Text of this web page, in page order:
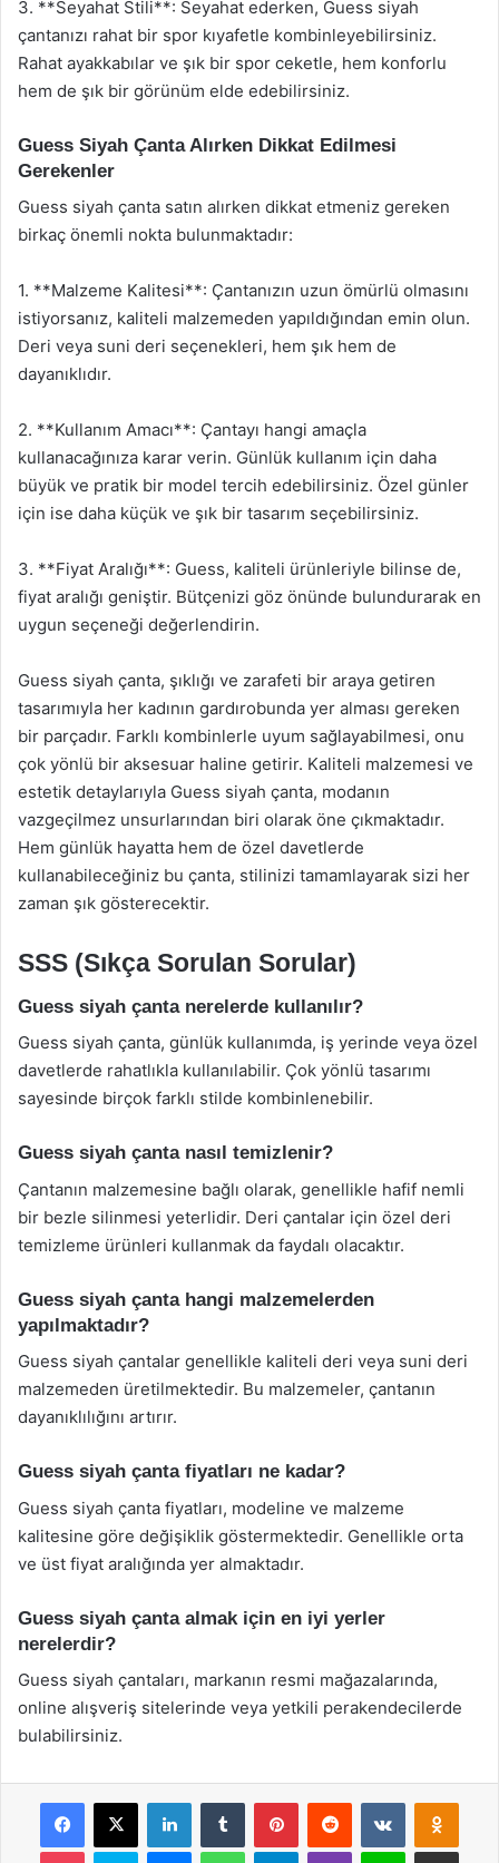
3. **Seyahat Stili**: Seyahat ederken, Guess siyah
çantanızı rahat bir spor kıyafetle kombinleyebilirsiniz.
Rahat ayakkabılar ve şık bir spor ceketle, hem konforlu
hem de şık bir görünüm elde edebilirsiniz.
Guess Siyah Çanta Alırken Dikkat Edilmesi
Gerekenler
Guess siyah çanta satın alırken dikkat etmeniz gereken
birkaç önemli nokta bulunmaktadır:
1. **Malzeme Kalitesi**: Çantanızın uzun ömürlü olmasını
istiyorsanız, kaliteli malzemeden yapıldığından emin olun.
Deri veya suni deri seçenekleri, hem şık hem de
dayanıklıdır.
2. **Kullanım Amacı**: Çantayı hangi amaçla
kullanacağınıza karar verin. Günlük kullanım için daha
büyük ve pratik bir model tercih edebilirsiniz. Özel günler
için ise daha küçük ve şık bir tasarım seçebilirsiniz.
3. **Fiyat Aralığı**: Guess, kaliteli ürünleriyle bilinse de,
fiyat aralığı geniştir. Bütçenizi göz önünde bulundurarak en
uygun seçeneği değerlendirin.
Guess siyah çanta, şıklığı ve zarafeti bir araya getiren
tasarımıyla her kadının gardırobunda yer alması gereken
bir parçadır. Farklı kombinlerle uyum sağlayabilmesi, onu
çok yönlü bir aksesuar haline getirir. Kaliteli malzemesi ve
estetik detaylarıyla Guess siyah çanta, modanın
vazgeçilmez unsurlarından biri olarak öne çıkmaktadır.
Hem günlük hayatta hem de özel davetlerde
kullanabileceğiniz bu çanta, stilinizi tamamlayarak sizi her
zaman şık gösterecektir.
SSS (Sıkça Sorulan Sorular)
Guess siyah çanta nerelerde kullanılır?
Guess siyah çanta, günlük kullanımda, iş yerinde veya özel
davetlerde rahatlıkla kullanılabilir. Çok yönlü tasarımı
sayesinde birçok farklı stilde kombinlenebilir.
Guess siyah çanta nasıl temizlenir?
Çantanın malzemesine bağlı olarak, genellikle hafif nemli
bir bezle silinmesi yeterlidir. Deri çantalar için özel deri
temizleme ürünleri kullanmak da faydalı olacaktır.
Guess siyah çanta hangi malzemelerden
yapılmaktadır?
Guess siyah çantalar genellikle kaliteli deri veya suni deri
malzemeden üretilmektedir. Bu malzemeler, çantanın
dayanıklılığını artırır.
Guess siyah çanta fiyatları ne kadar?
Guess siyah çanta fiyatları, modeline ve malzeme
kalitesine göre değişiklik göstermektedir. Genellikle orta
ve üst fiyat aralığında yer almaktadır.
Guess siyah çanta almak için en iyi yerler
nerelerdir?
Guess siyah çantaları, markanın resmi mağazalarında,
online alışveriş sitelerinde veya yetkili perakendecilerde
bulabilirsiniz.
Facebook
X LinkedInTumblr PinterestReddit VKontakte
Pocket Skype MessengerWhatsAppTelegramViber Line E-Posta ile